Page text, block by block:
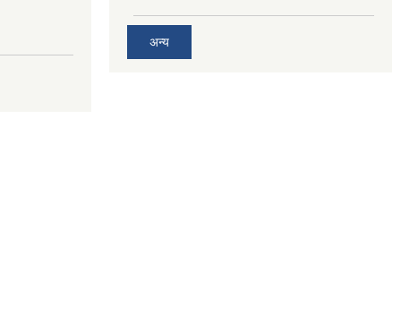
अन्य